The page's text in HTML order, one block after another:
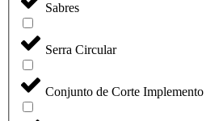
Sabres
Serra Circular
Conjunto de Corte Implemento